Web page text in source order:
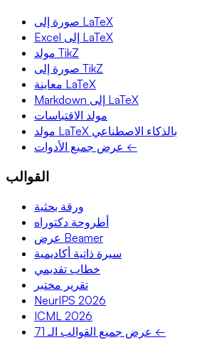
صورة إلى LaTeX
Excel إلى LaTeX
مولد TikZ
صورة إلى TikZ
معاينة LaTeX
Markdown إلى LaTeX
مولد الاقتباسات
مولد LaTeX بالذكاء الاصطناعي
عرض جميع الأدوات ←
القوالب
ورقة بحثية
أطروحة دكتوراه
عرض Beamer
سيرة ذاتية أكاديمية
خطاب تقديمي
تقرير مختبر
NeurIPS 2026
ICML 2026
عرض جميع القوالب الـ 71 ←